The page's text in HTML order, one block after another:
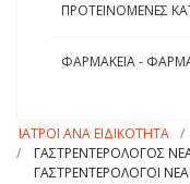
ΠΡΟΤΕΙΝΟΜΕΝΕΣ
ΦΑΡΜΑΚΕΙΑ -
ΙΑΤΡΟΙ ΑΝΑ ΕΙΔΙΚΟΤΗΤΑ
ΓΑΣΤΡΕΝΤΕΡΟΛΟΓΟΣ
ΓΑΣΤΡΕΝΤΕΡΟΛΟΓΟΙ